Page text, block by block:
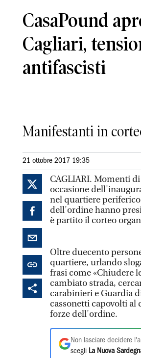
CasaPound
Cagliari,
antifascisti
Manifestanti in
21 ottobre 2017 19:35
CAGLIARI. Momenti
occasione
nel quartiere
dell'ordine hanno
è partito il corteo
Oltre duecento
quartiere, urlando
frasi come «Chiudere
cambiato strada,
carabinieri e Guardia
cassonetti capovolti al
forze dell'ordine.
Non lasciare decidere
scegli La Nuova